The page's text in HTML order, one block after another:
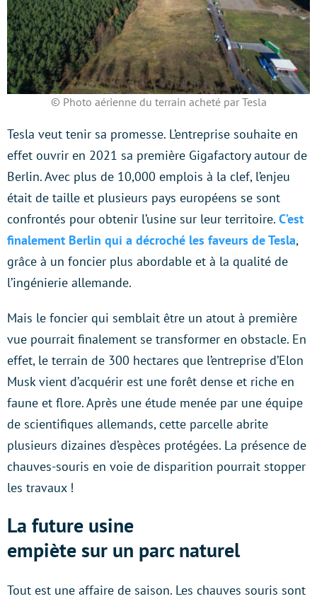
© Photo aérienne du terrain acheté par Tesla
Tesla veut tenir sa promesse. L’entreprise souhaite en
effet ouvrir en 2021 sa première Gigafactory autour de
Berlin. Avec plus de 10,000 emplois à la clef, l’enjeu
était de taille et plusieurs pays européens se sont
confrontés pour obtenir l’usine sur leur territoire. C’est
finalement Berlin qui a décroché les faveurs de Tesla,
grâce à un foncier plus abordable et à la qualité de
l’ingénierie allemande.
Mais le foncier qui semblait être un atout à première
vue pourrait finalement se transformer en obstacle. En
effet, le terrain de 300 hectares que l’entreprise d’Elon
Musk vient d’acquérir est une forêt dense et riche en
faune et flore. Après une étude menée par une équipe
de scientifiques allemands, cette parcelle abrite
plusieurs dizaines d’espèces protégées. La présence de
chauves-souris en voie de disparition pourrait stopper
les travaux !
La future usine
empiète sur un parc naturel
Tout est une affaire de saison. Les chauves souris sont